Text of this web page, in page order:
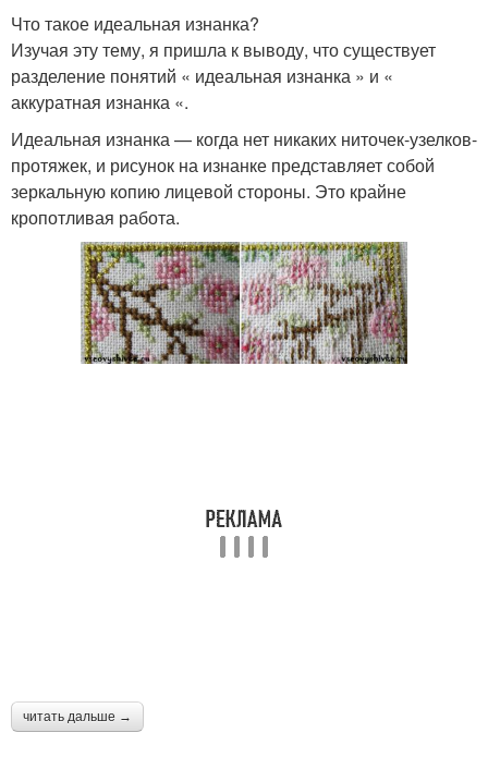
Что такое идеальная изнанка?
Изучая эту тему, я пришла к выводу, что существует
разделение понятий « идеальная изнанка » и «
аккуратная изнанка «.
Идеальная изнанка — когда нет никаких ниточек-узелков-
протяжек, и рисунок на изнанке представляет собой
зеркальную копию лицевой стороны. Это крайне
кропотливая работа.
читать дальше →